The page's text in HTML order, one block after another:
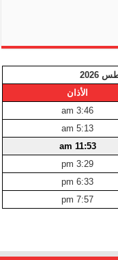
الأذان
3:46 am
5:13 am
11:53 am
3:29 pm
6:33 pm
7:57 pm